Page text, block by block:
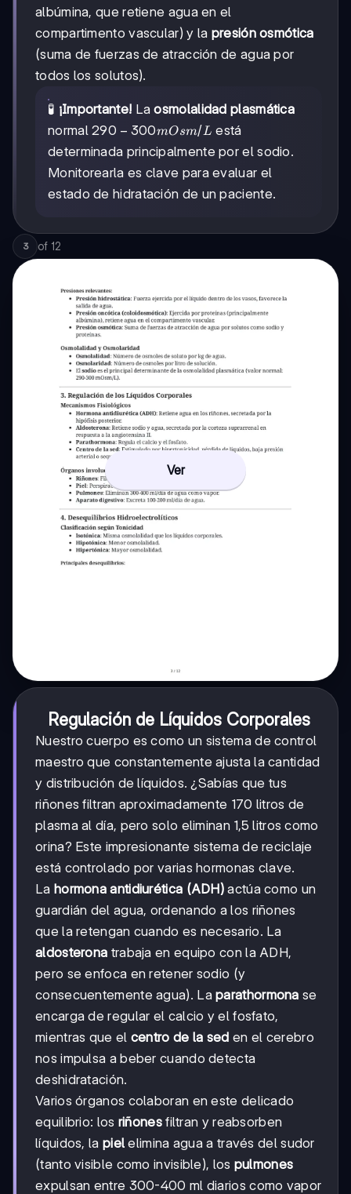
albúmina, que retiene agua en el
compartimento vascular) y la presión osmótica
(suma de fuerzas de atracción de agua por
todos los solutos).
🧪 ¡Importante! Laosmolalidad plasmática
normal290-
300
mOsm/L
290 − 300mOsm/L está
determinada principalmente por el sodio.
Monitorearla es clave para evaluar el
estado de hidratación de un paciente.
3 of 12
Ver
Regulación de Líquidos Corporales
Nuestro cuerpo es como un sistema de control
maestro que constantemente ajusta la cantidad
y distribución de líquidos. ¿Sabías que tus
riñones filtran aproximadamente 170 litros de
plasma al día, pero solo eliminan 1,5 litros como
orina? Este impresionante sistema de reciclaje
está controlado por varias hormonas clave.
La hormona antidiurética (ADH) actúa como un
guardián del agua, ordenando a los riñones
que la retengan cuando es necesario. La
aldosterona trabaja en equipo con la ADH,
pero se enfoca en retener sodio (y
consecuentemente agua). Laparathormona se
encarga de regular el calcio y el fosfato,
mientras que el centro de la sed en el cerebro
nos impulsa a beber cuando detecta
deshidratación.
Varios órganos colaboran en este delicado
equilibrio: los riñonesfiltran y reabsorben
líquidos, la piel elimina agua a través del sudor
(tanto visible como invisible), los pulmones
expulsan entre 300-400 ml diarios como vapor